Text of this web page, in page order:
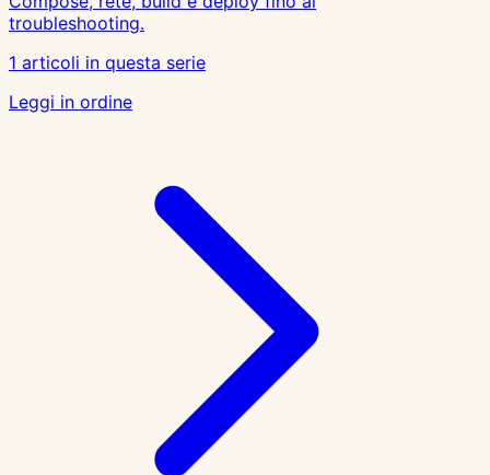
troubleshooting.
1 articoli in questa serie
Leggi in ordine